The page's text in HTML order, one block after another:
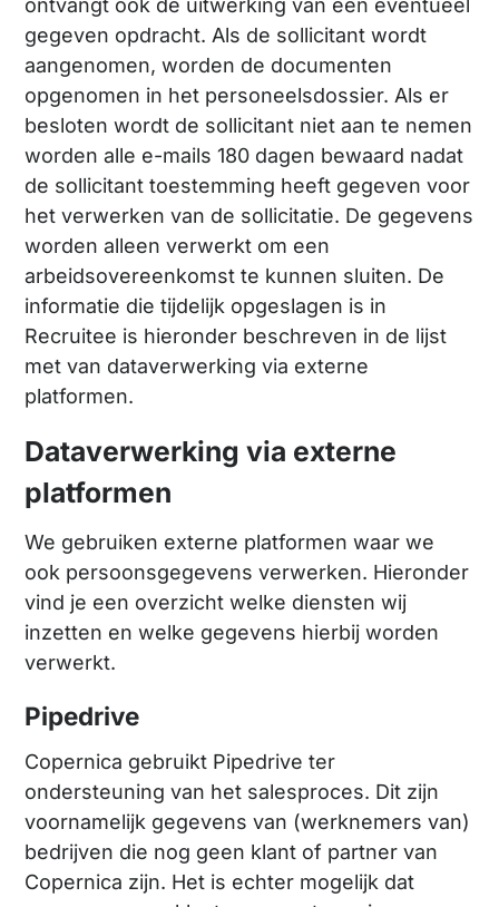
ontvangt ook de uitwerking van een eventueel
gegeven opdracht. Als de sollicitant wordt
aangenomen, worden de documenten
opgenomen in het personeelsdossier. Als er
besloten wordt de sollicitant niet aan te nemen
worden alle e-mails 180 dagen bewaard nadat
de sollicitant toestemming heeft gegeven voor
het verwerken van de sollicitatie. De gegevens
worden alleen verwerkt om een
arbeidsovereenkomst te kunnen sluiten. De
informatie die tijdelijk opgeslagen is in
Recruitee is hieronder beschreven in de lijst
met van dataverwerking via externe
platformen.
Dataverwerking via externe
platformen
We gebruiken externe platformen waar we
ook persoonsgegevens verwerken. Hieronder
vind je een overzicht welke diensten wij
inzetten en welke gegevens hierbij worden
verwerkt.
Pipedrive
Copernica gebruikt Pipedrive ter
ondersteuning van het salesproces. Dit zijn
voornamelijk gegevens van (werknemers van)
bedrijven die nog geen klant of partner van
Copernica zijn. Het is echter mogelijk dat